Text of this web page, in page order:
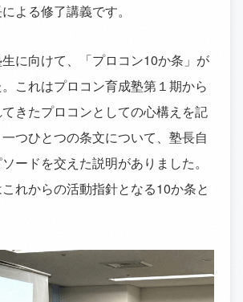
よる修了講義です。
に向けて、「プロコン10か条」が
これはプロコン育成塾第１期から
きたプロコンとしての心構えを記
つひとつの条文について、塾長自
ードを交えた説明がありました。
れからの活動指針となる10か条と